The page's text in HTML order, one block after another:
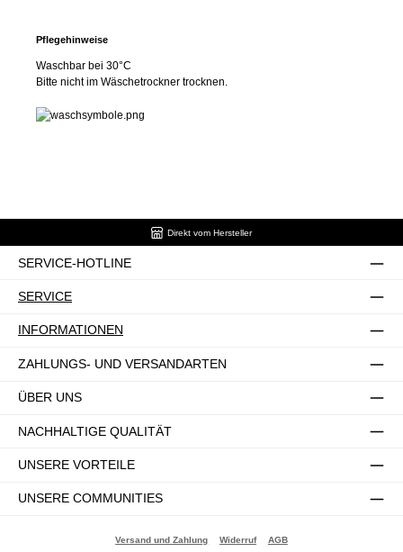
Pflegehinweise
Waschbar bei 30°C
Bitte nicht im Wäschetrockner trocknen.
Direkt vom Hersteller
SERVICE-HOTLINE
SERVICE
INFORMATIONEN
ZAHLUNGS- UND VERSANDARTEN
ÜBER UNS
NACHHALTIGE QUALITÄT
UNSERE VORTEILE
UNSERE COMMUNITIES
Versand und Zahlung Widerruf AGB